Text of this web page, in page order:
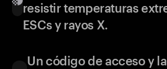
resistir temperaturas
ESCs y rayos X.
Un código de acceso y